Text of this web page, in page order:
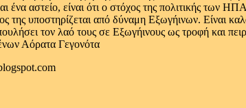
αστείο, είναι ότι ο στόχος της πολιτικής των
της υποστηρίζεται από δύναμη Εξωγήινων. Είναι
τον λαό τους σε Εξωγήινους ως τροφή και
Αόρατα Γεγονότα